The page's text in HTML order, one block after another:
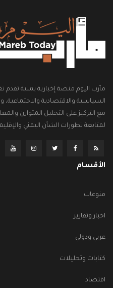
مأرب اليوم منصة إخبارية يمنية تقدم
السياسية والاقتصادية
مع التركيز على التحليل المتوازن
لمتابعة تطورات الشأن اليمني
الأقسام
منوعات
اخبار وتقارير
عربي ودولي
كتابات وتحليلات
اقتصاد